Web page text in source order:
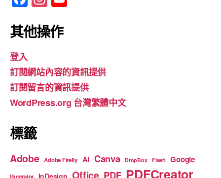
a
c
b
o
o
k
st
a
gr
a
m
u
b
e
其他操作
登入
訂閱網站內容的資訊提供
訂閱留言的資訊提供
WordPress.org 台灣繁體中文
標籤
Adobe Adobe Firefly AI Canva DropBox Flash Google
Office PDF PDFCreator